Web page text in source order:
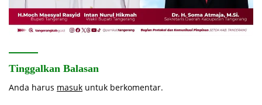
Tinggalkan Balasan
Anda harus masuk untuk berkomentar.